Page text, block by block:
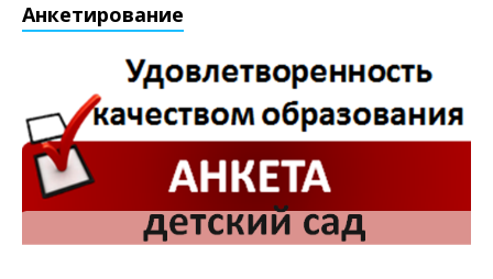
Анкетирование